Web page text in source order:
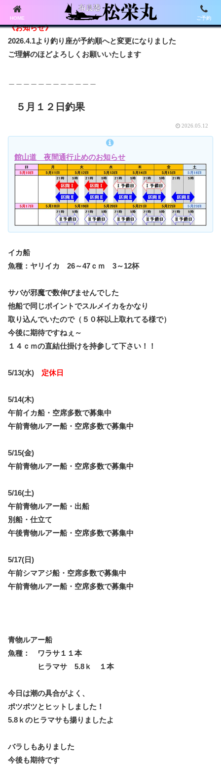
《お知らせ》
2026.4.1より釣り座が予約順へと変更になりました
ご理解のほどよろしくお願いいたします
５月１２日釣果
2026.05.12
館山道 夜間通行止めのお知らせ
イカ船
魚種：ヤリイカ 26～47ｃｍ 3～12杯
サバが邪魔で数伸びませんでした
他船で同じポイントでスルメイカをかなり
取り込んでいたので（５０杯以上取れてる様で）
今後に期待ですねぇ～
１４ｃｍの直結仕掛けを持参して下さい！！
5/13(水) 定休日
5/14(木)
午前イカ船・空席多数で募集中
午前青物ルアー船・空席多数で募集中
5/15(金)
午前青物ルアー船・空席多数で募集中
5/16(土)
午前青物ルアー船・出船
別船・仕立て
午後青物ルアー船・空席多数で募集中
5/17(日)
午前シマアジ船・空席多数で募集中
午前青物ルアー船・空席多数で募集中
青物ルアー船
魚種： ワラサ１１本
ヒラマサ 5.8ｋ １本
今日は潮の具合がよく、
ポツポツとヒットしました！
5.8ｋのヒラマサも揚りましたよ
バラしもありました
今後も期待です
HOME ご予約